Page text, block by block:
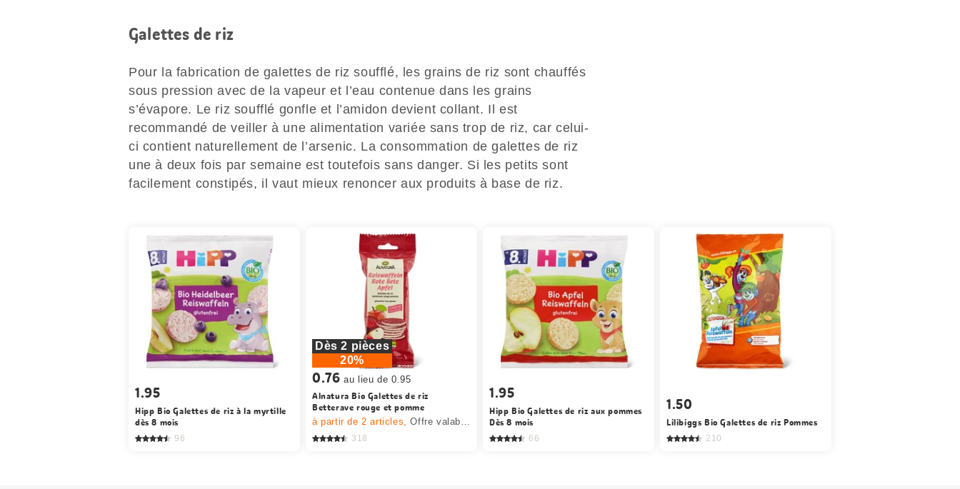
Galettes de riz
Pour la fabrication de galettes de riz soufflé, les grains de riz sont chauffés
sous pression avec de la vapeur et l’eau contenue dans les grains
s’évapore. Le riz soufflé gonfle et l’amidon devient collant. Il est
recommandé de veiller à une alimentation variée sans trop de riz, car celui-
ci contient naturellement de l’arsenic. La consommation de galettes de riz
une à deux fois par semaine est toutefois sans danger. Si les petits sont
facilement constipés, il vaut mieux renoncer aux produits à base de riz.
1.95
Hipp Bio Galettes de riz à la myrtille
dès 8 mois
96
Dès 2 pièces
20%
0.76 au lieu de 0.95
Alnatura Bio Galettes de riz
Betterave rouge et pomme
à partir de 2articles,Offre valable du 6.8 au 12.8.2026, jusqu’à épuisement du stock.
318
1.95
Hipp Bio Galettes de riz aux pommes
Dès 8 mois
66
1.50
Lilibiggs Bio Galettes de riz Pommes
210